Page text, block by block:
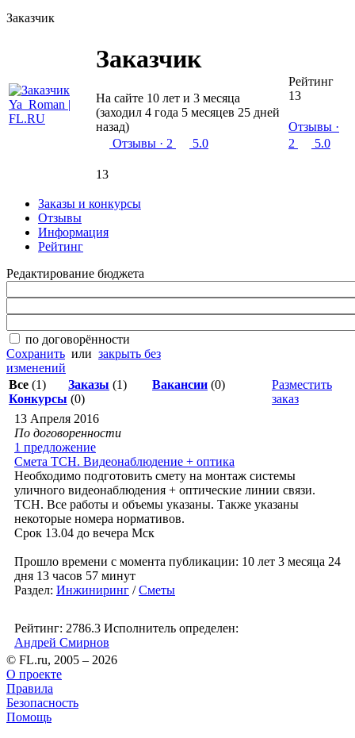
Заказчик
Заказчик
На сайте 10 лет и 3 месяца
(заходил 4 года 5 месяцев 25 дней
назад)
Отзывы · 2 5.0
13
Рейтинг
13
Отзывы ·
2
5.0
Заказы и конкурсы
Отзывы
Информация
Рейтинг
Редактирование бюджета
по договорённости
Сохранить или закрыть без
изменений
Все (1) Заказы (1) Вакансии (0)
Конкурсы (0)
Разместить
заказ
13 Апреля 2016
По договоренности
1 предложение
Смета ТСН. Видеонаблюдение + оптика
Необходимо подготовить смету на монтаж системы
уличного видеонаблюдения + оптические линии связи.
ТСН. Все работы и объемы указаны. Также указаны
некоторые номера нормативов.
Срок 13.04 до вечера Мск
Прошло времени с момента публикации: 10 лет 3 месяца 24
дня 13 часов 57 минут
Раздел: Инжиниринг /Сметы
Рейтинг: 2786.3 Исполнитель определен:
Андрей Смирнов
© FL.ru, 2005 – 2026
О проекте
Правила
Безопасность
Помощь